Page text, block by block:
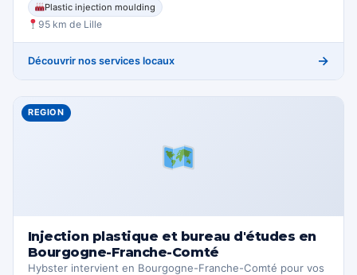
Plastic injection moulding
95 km de Lille
Découvrir nos services locaux →
REGION
Injection plastique et bureau d'études en
Bourgogne-Franche-Comté
Hybster intervient en Bourgogne-Franche-Comté pour vos